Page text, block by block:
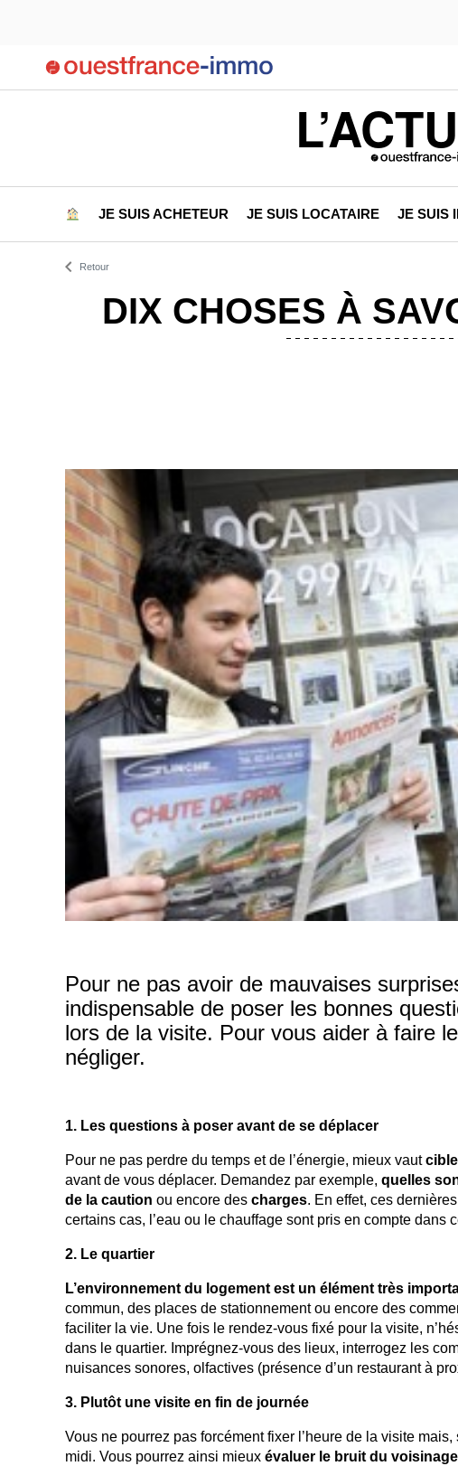
L’ACTU
JE SUIS ACHETEUR JE SUIS LOCATAIRE JE SUIS
Retour
DIX CHOSES À
Pour ne pas avoir de mauvaises
indispensable de poser les bonnes
lors de la visite. Pour vous aider à faire
négliger.
1. Les questions à poser avant de se déplacer
Pour ne pas perdre du temps et de l’énergie, mieux vaut
avant de vous déplacer. Demandez par exemple, quelles
de la caution ou encore des charges. En effet, ces
certains cas, l’eau ou le chauffage sont pris en compte dans
2. Le quartier
L’environnement du logement est un élément très
commun, des places de stationnement ou encore des
faciliter la vie. Une fois le rendez-vous fixé pour la visite,
dans le quartier. Imprégnez-vous des lieux, interrogez les
nuisances sonores, olfactives (présence d’un restaurant à
3. Plutôt une visite en fin de journée
Vous ne pourrez pas forcément fixer l’heure de la visite
midi. Vous pourrez ainsi mieux évaluer le bruit du voisinage